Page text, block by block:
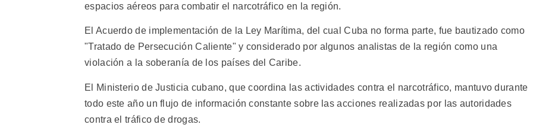
espacios aéreos para combatir el narcotráfico en la región.
El Acuerdo de implementación de la Ley Marítima, del cual Cuba no forma parte, fue bautizado como
"Tratado de Persecución Caliente" y considerado por algunos analistas de la región como una
violación a la soberanía de los países del Caribe.
El Ministerio de Justicia cubano, que coordina las actividades contra el narcotráfico, mantuvo durante
todo este año un flujo de información constante sobre las acciones realizadas por las autoridades
contra el tráfico de drogas.